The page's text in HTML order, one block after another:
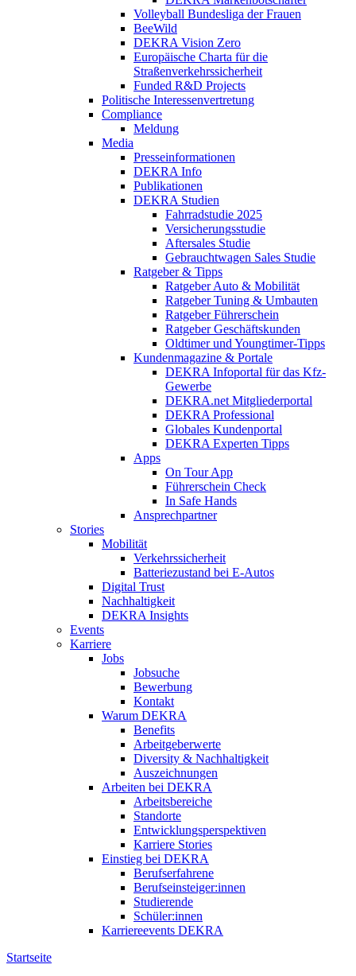
Volleyball Bundesliga der Frauen
BeeWild
DEKRA Vision Zero
Europäische Charta für die
Straßenverkehrssicherheit
Funded R&D Projects
Politische Interessenvertretung
Compliance
Meldung
Media
Presseinformationen
DEKRA Info
Publikationen
DEKRA Studien
Fahrradstudie 2025
Versicherungsstudie
Aftersales Studie
Gebrauchtwagen Sales Studie
Ratgeber & Tipps
Ratgeber Auto & Mobilität
Ratgeber Tuning & Umbauten
Ratgeber Führerschein
Ratgeber Geschäftskunden
Oldtimer und Youngtimer-Tipps
Kundenmagazine & Portale
DEKRA Infoportal für das Kfz-
Gewerbe
DEKRA.net Mitgliederportal
DEKRA Professional
Globales Kundenportal
DEKRA Experten Tipps
Apps
On Tour App
Führerschein Check
In Safe Hands
Ansprechpartner
Stories
Mobilität
Verkehrssicherheit
Batteriezustand bei E-Autos
Digital Trust
Nachhaltigkeit
DEKRA Insights
Events
Karriere
Jobs
Jobsuche
Bewerbung
Kontakt
Warum DEKRA
Benefits
Arbeitgeberwerte
Diversity & Nachhaltigkeit
Auszeichnungen
Arbeiten bei DEKRA
Arbeitsbereiche
Standorte
Entwicklungsperspektiven
Karriere Stories
Einstieg bei DEKRA
Berufserfahrene
Berufseinsteiger:innen
Studierende
Schüler:innen
Karriereevents DEKRA
Startseite